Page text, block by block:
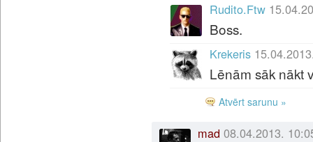
Rudito.Ftw
Boss.
Krekeris
Lēnām sāk nākt
Atvērt sarunu »
mad 08.04.2013.